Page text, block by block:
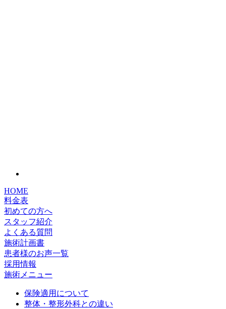
HOME
料金表
初めての方へ
スタッフ紹介
よくある質問
施術計画書
患者様のお声一覧
採用情報
施術メニュー
保険適用について
整体・整形外科との違い